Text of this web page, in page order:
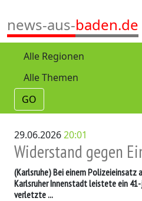
news-aus-baden.de
GO
29.06.202620:01
Widerstand gegen
(Karlsruhe)Bei einem Polizeieinsatz
Karlsruher Innenstadt leistete ein
verletzte ...